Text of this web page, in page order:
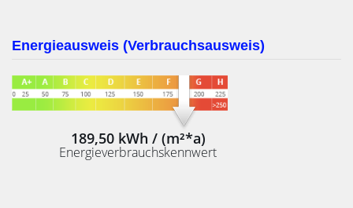
Energieausweis (Verbrauchsausweis)
189,50 kWh / (m²*a)
Energieverbrauchskennwert